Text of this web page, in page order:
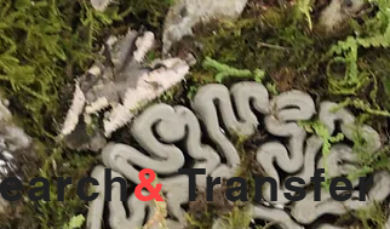
& Transfer